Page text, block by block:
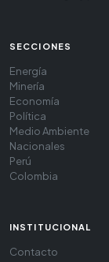
SECCIONES
Energía
Minería
Economía
Política
Medio Ambiente
Nacionales
Perú
Colombia
INSTITUCIONAL
Contacto